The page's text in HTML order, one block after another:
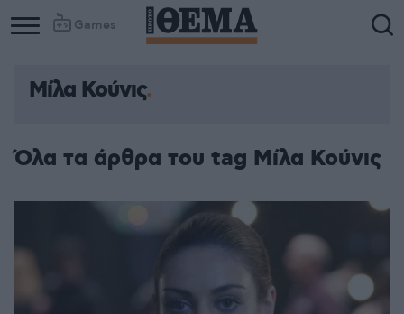
Games
Μίλα Κούνις
Όλα τα άρθρα του tag Μίλα Κούνις